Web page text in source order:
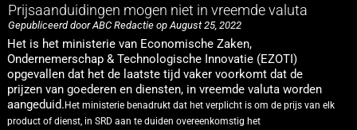
Prijsaanduidingen mogen niet in vreemde valuta
Gepubliceerd door ABC Redactie op August 25, 2022
Het is het ministerie van Economische Zaken,
Ondernemerschap & Technologische Innovatie (EZOTI)
opgevallen dat het de laatste tijd vaker voorkomt dat de
prijzen van goederen en diensten, in vreemde valuta worden
aangeduid.Het ministerie benadrukt dat het verplicht is om de prijs van elk
product of dienst, in SRD aan te duiden overeenkomstig het